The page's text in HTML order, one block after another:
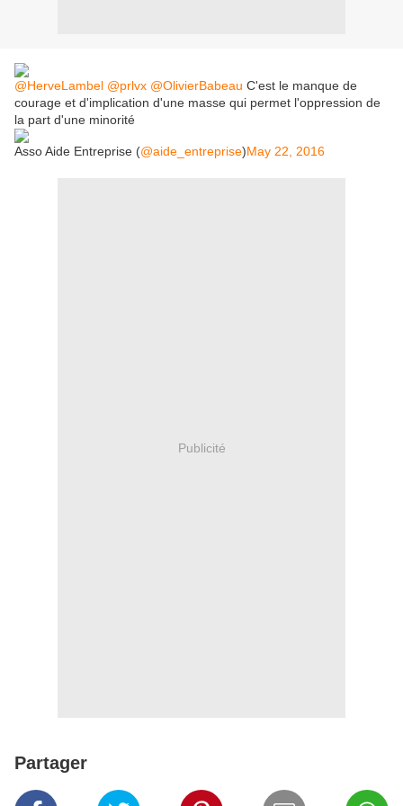
@HerveLambel @prlvx @OlivierBabeau C'est le manque de
courage et d'implication d'une masse qui permet l'oppression de
la part d'une minorité
Asso Aide Entreprise (@aide_entreprise)May 22, 2016
Publicité
Partager